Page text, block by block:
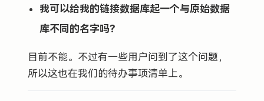
我可以给我的链接数据库起一个与原始数据
库不同的名字吗？
目前不能。不过有一些用户问到了这个问题，
所以这也在我们的待办事项清单上。